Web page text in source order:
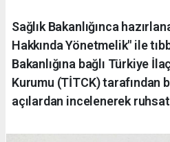
Sağlık Bakanlığınca
Hakkında Yönetmelik" ile
Bakanlığına bağlı Türkiye
Kurumu (TİTCK) tarafından
açılardan incelenerek